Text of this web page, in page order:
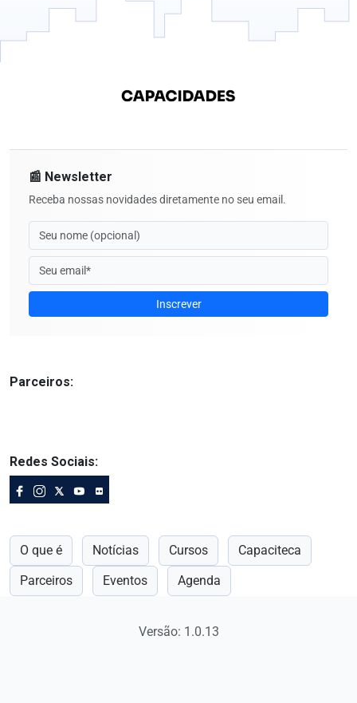
📰 Newsletter
Receba nossas novidades diretamente no seu email.
Inscrever
Parceiros:
Redes Sociais:
O que é Notícias Cursos
Capaciteca
Parceiros
Eventos Agenda
Versão: 1.0.13